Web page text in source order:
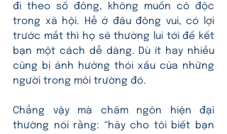
đi theo số đông, không muốn cô độc
trong xã hội. Hễ ở đâu đông vui, có lợi
trước mắt thì họ sẽ thường lui tới để kết
bạn một cách dễ dàng. Dù ít hay nhiều
cũng bị ảnh hưởng thói xấu của những
người trong môi trường đó.
Chẳng vậy mà châm ngôn hiện đại
thường nói rằng: “hãy cho tôi biết bạn